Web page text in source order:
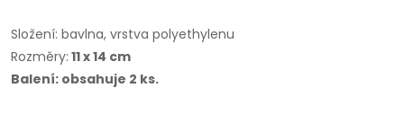
Složení: bavlna, vrstva polyethylenu
Rozměry: 11 x 14 cm
Balení: obsahuje 2 ks.